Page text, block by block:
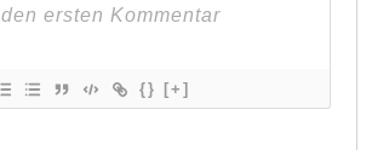
{} [+]